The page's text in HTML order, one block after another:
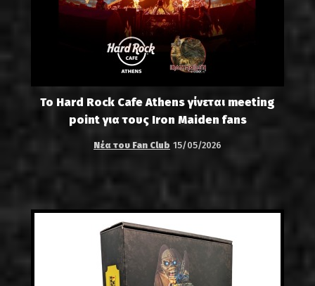
Το Hard Rock Cafe Athens γίνεται meeting
point για τους Iron Maiden fans
Νέα του Fan Club 15/05/2026